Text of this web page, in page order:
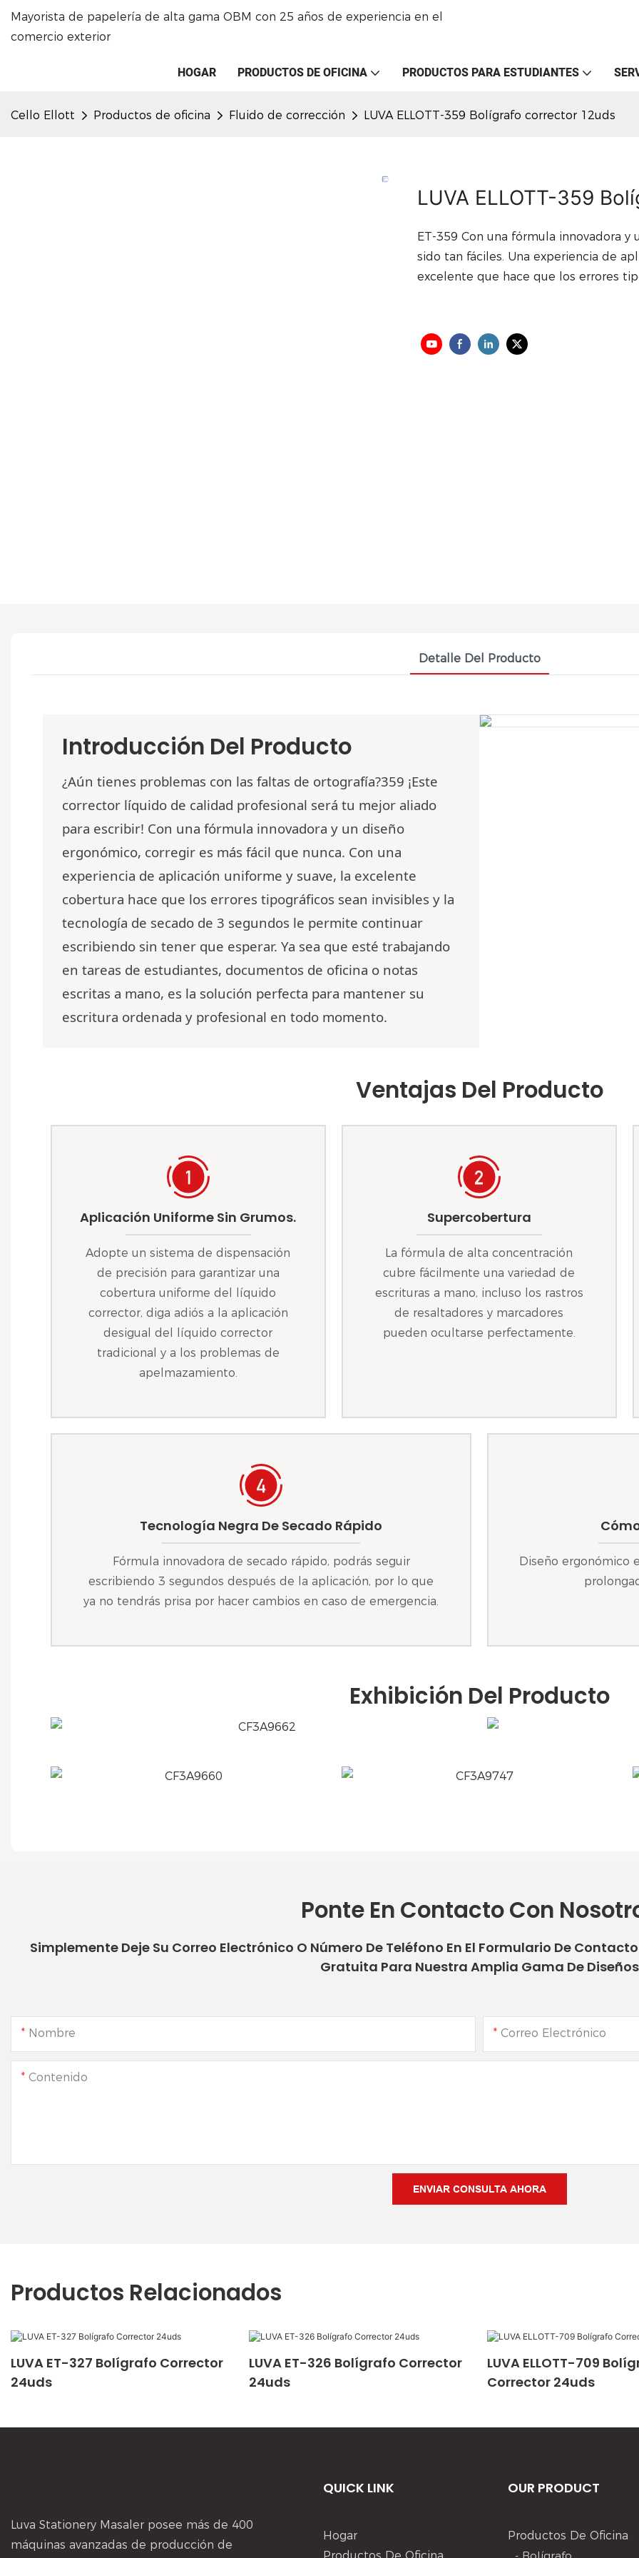
Mayorista de papelería de alta gama OBM con 25 años de experiencia en el
comercio exterior
HOGAR PRODUCTOS DE OFICINA PRODUCTOS PARA ESTUDIANTES
Cello Ellott Productos de oficina Fluido de corrección LUVA ELLOTT-359 Bolígrafo corrector 12uds
LUVA ELLOTT-359
ET-359 Con una fórmula innovadora
sido tan fáciles. Una experiencia de
excelente que hace que los errores
Detalle Del Producto
Introducción Del Producto
¿Aún tienes problemas con las faltas de ortografía?359 ¡Este
corrector líquido de calidad profesional será tu mejor aliado
para escribir! Con una fórmula innovadora y un diseño
ergonómico, corregir es más fácil que nunca. Con una
experiencia de aplicación uniforme y suave, la excelente
cobertura hace que los errores tipográficos sean invisibles y la
tecnología de secado de 3 segundos le permite continuar
escribiendo sin tener que esperar. Ya sea que esté trabajando
en tareas de estudiantes, documentos de oficina o notas
escritas a mano, es la solución perfecta para mantener su
escritura ordenada y profesional en todo momento.
Ventajas Del Producto
Aplicación Uniforme Sin Grumos.
Adopte un sistema de dispensación
de precisión para garantizar una
cobertura uniforme del líquido
corrector, diga adiós a la aplicación
desigual del líquido corrector
tradicional y a los problemas de
apelmazamiento.
Supercobertura
La fórmula de alta concentración
cubre fácilmente una variedad de
escrituras a mano, incluso los rastros
de resaltadores y marcadores
pueden ocultarse perfectamente.
Tecnología Negra De Secado Rápido
Fórmula innovadora de secado rápido, podrás seguir
escribiendo 3 segundos después de la aplicación, por lo que
ya no tendrás prisa por hacer cambios en caso de emergencia.
Diseño ergonómico
Exhibición Del Producto
Ponte En Contacto Con
Simplemente Deje Su Correo Electrónico O Número De Teléfono En El Formulario De
Gratuita Para Nuestra Amplia Gama De Diseños
Nombre Correo Electrónico
Contenido
ENVIAR CONSULTA AHORA
Productos Relacionados
LUVA ET-327 Bolígrafo Corrector
24uds
LUVA ET-326 Bolígrafo Corrector
24uds
LUVA ELLOTT-709
Corrector 24uds
Luva Stationery Masaler posee más de 400
máquinas avanzadas de producción de
QUICK LINK
Hogar
Productos De Oficina
OUR PRODUCT
Productos De Oficina
- Bolígrafo